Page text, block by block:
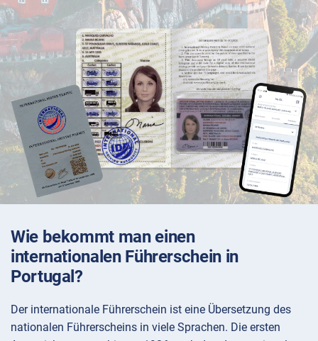
Wie bekommt man einen
internationalen Führerschein in
Portugal?
Der internationale Führerschein ist eine Übersetzung des
nationalen Führerscheins in viele Sprachen. Die ersten